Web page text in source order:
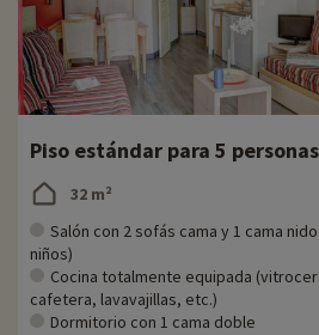
Piso estándar para 5
32 m²
Salón con 2 sofás cama y 1 cama
niños)
Cocina totalmente equipada
cafetera, lavavajillas, etc.)
Dormitorio con 1 cama doble